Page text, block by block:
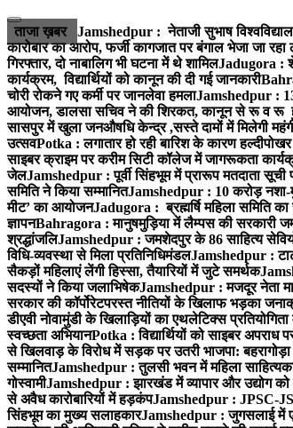
Skip
to
content
ताजा ख़बर Jamshedpur : नेताजी सुभाष
कारोबार का आरोप, फर्जी कागजात पर बंगाल भेजा जा
गिरफ्तार, दो नाबालिग भी घटना में थे शामिलJadugora :
कार्यक्रम, विद्यार्थियों को कानून की दी गई जानकारी
चोरी रोकने गए कर्मी पर जानलेवा हमलाJamshedpur :
आयोजन, डालसा सचिव ने की शिरकत, कानून से रू व रू
सासपुर में खुला जनऔषधि केन्द्र ,सस्ते दामों में मिलेगी
उत्सवPotka : लगातार हो रही बारिश के कारण
साइबर क्राइम पर करीम सिटी कॉलेज में जागरूकता
जेलJamshedpur : पूर्वी सिंहभूम में प्रारूप मतदाता
समिति ने किया सम्मानितJamshedpur : 10 करोड़ नशा-
मीट’ का आयोजनJadugora : ब्रह्मर्षि महिला समिति
ज्ञापनBahragora : मानुषमुड़िया में लैम्पस की सरकारी
श्रद्धांजलिJamshedpur : जमशेदपुर के 86 साहित्य सेवियों
विधि-व्यवस्था से मिला प्रतिनिधिमंडलJamshedpur :
सैकड़ों महिलाएं लेंगी हिस्सा, तैयारियों में जुटे समर्थक
सदस्यों ने किया जलाभिषेकJamshedpur : मजदूर नेता
सरकार की कॉर्पोरेटपरस्त नीतियों के खिलाफ भड़का
डीएवी नोवामुंडी के खिलाड़ियों का एथलेटिक्स
स्वच्छता अभियानPotka : विद्यार्थियों को साइबर अपराध
से खिलवाड़ के विरोध में सड़क पर उतरी भाजपा:
सम्मानितJamshedpur : तुलसी भवन में महिला
गोस्वामीJamshedpur : झारखंड में व्यापार और उद्योग को
से अवैध कारोबारियों में हड़कंपJamshedpur : JPSC-
सिंहभूम का मुख्य सलाहकारJamshedpur : जुगसलाई में